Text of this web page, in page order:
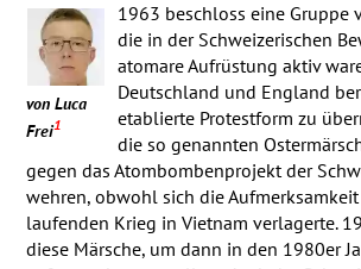
von Luca
Frei1
1963 beschloss eine Gruppe
die in der Schweizerischen
atomare Aufrüstung aktiv
Deutschland und England
etablierte Protestform zu
die so genannten
gegen das Atombombenprojekt der
wehren, obwohl sich die
laufenden Krieg in Vietnam verlagerte.
diese Märsche, um dann in den 1980er